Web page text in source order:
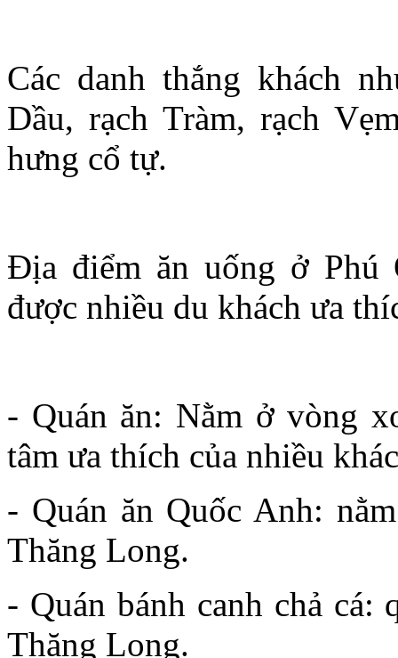
Các danh thắng khách
Dầu, rạch Tràm, rạch
hưng cổ tự.
Địa điểm ăn uống ở Phú
được nhiều du khách ưa
- Quán ăn: Nằm ở vòng
tâm ưa thích của nhiều
- Quán ăn Quốc Anh:
Thăng Long.
- Quán bánh canh chả cá:
Thăng Long.